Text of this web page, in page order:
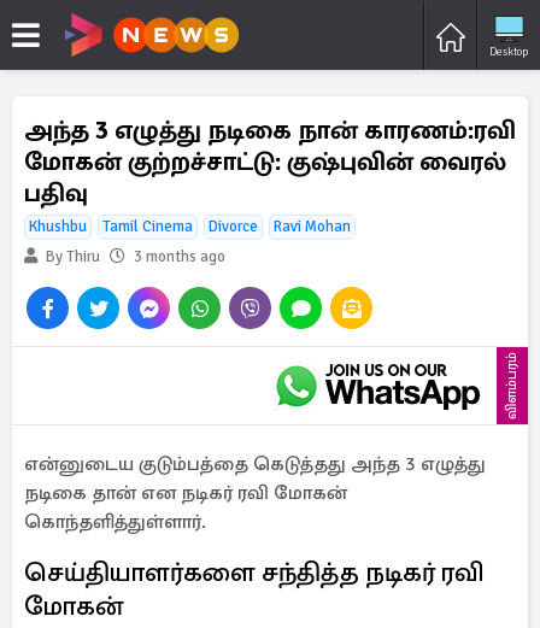
Desktop
அந்த 3 எழுத்து நடிகை நான் காரணம்:ரவி
மோகன் குற்றச்சாட்டு: குஷ்புவின் வைரல்
பதிவு
Khushbu Tamil Cinema Divorce
Ravi Mohan
By Thiru
3 months ago
விளம்பரம்
என்னுடைய குடும்பத்தை கெடுத்தது அந்த 3 எழுத்து
நடிகை தான் என நடிகர் ரவி மோகன்
கொந்தளித்துள்ளார்.
செய்தியாளர்களை சந்தித்த நடிகர் ரவி
மோகன்